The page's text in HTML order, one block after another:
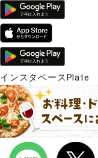
インスタベースPlate